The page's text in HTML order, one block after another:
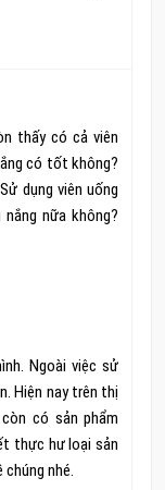
thấy có cả viên
có tốt không?
dụng viên uống
nữa không?
Ngoài việc sử
Hiện nay trên thị
có sản phẩm
thực hư loại sản
nhé.